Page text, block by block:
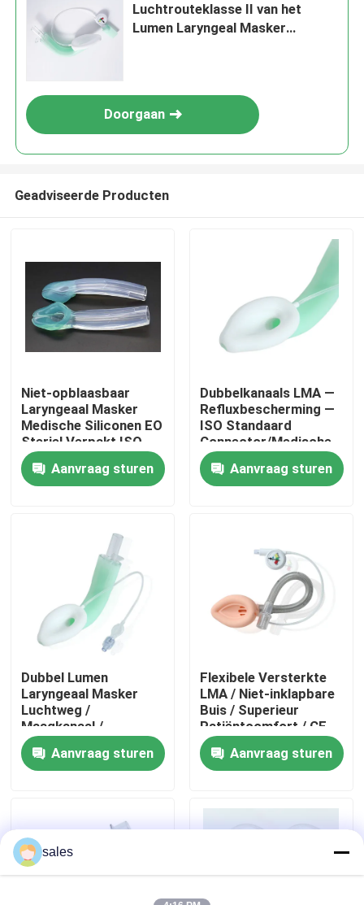
Thuis
Producten
Fabrieksreis
Kwaliteitscontrole
Contacteer ons
ET Buisluchtroute
Laryngeal Maskerluchtroute
Luchtrouteklasse II van het
Lumen Laryngeal Masker
Doorgaan
Geadviseerde Producten
Niet-opblaasbaar
Laryngeaal Masker
Medische Siliconen EO
Steriel Verpakt ISO
Gecertificeerd
Aanvraag sturen
Dubbelkanaals LMA —
Refluxbescherming —
ISO Standaard
Connector/Medische
Siliconen
Structuur/CE ISO
Aanvraag sturen
Dubbel Lumen
Laryngeaal Masker
Luchtweg /
Maagkanaal /
Medische Siliconen
Structuur/CE ISO
Aanvraag sturen
Flexibele Versterkte
LMA / Niet-inklapbare
Buis / Superieur
Patiëntcomfort / CE
ISO Gecertificeerd
Aanvraag sturen
sales